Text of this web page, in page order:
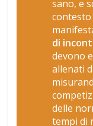
sano, e
contesto
di
devono
allenati
delle
tempi di